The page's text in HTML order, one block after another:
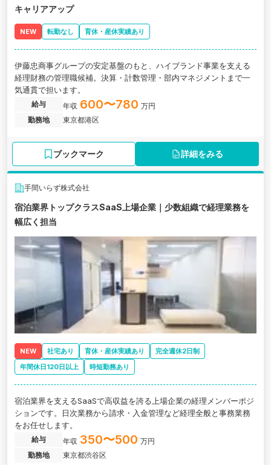
キャリアアップ
NEW 転勤なし 育休・産休実績あり
伊藤忠商事グループの安定基盤のもと、ハイブランド事業を支える
経理財務の管理職候補。決算・計数管理・部内マネジメントまで一
気通貫で担います。
給与 年収 600〜780 万円
勤務地
東京都港区
ブックマーク 詳細をみる
手間いらず株式会社
宿泊業界トップクラスSaaS上場企業｜少数組織で経理業務を
幅広く担当
NEW 社宅あり 育休・産休実績あり
完全週休2日制
年間休日120日以上
時短勤務あり
宿泊業界を支えるSaaSで高収益を誇る上場企業の経理メンバーポジ
ションです。日次業務から請求・入金管理など経理全般と事務業務
をお任せします。
給与 年収 350〜500 万円
勤務地
東京都渋谷区